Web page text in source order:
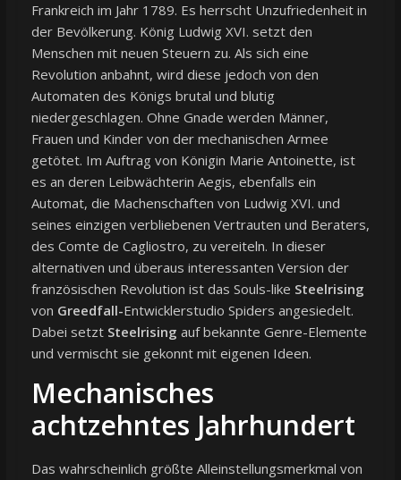
Frankreich im Jahr 1789. Es herrscht Unzufriedenheit in
der Bevölkerung. König Ludwig XVI. setzt den
Menschen mit neuen Steuern zu. Als sich eine
Revolution anbahnt, wird diese jedoch von den
Automaten des Königs brutal und blutig
niedergeschlagen. Ohne Gnade werden Männer,
Frauen und Kinder von der mechanischen Armee
getötet. Im Auftrag von Königin Marie Antoinette, ist
es an deren Leibwächterin Aegis, ebenfalls ein
Automat, die Machenschaften von Ludwig XVI. und
seines einzigen verbliebenen Vertrauten und Beraters,
des Comte de Cagliostro, zu vereiteln. In dieser
alternativen und überaus interessanten Version der
französischen Revolution ist das Souls-like Steelrising
von Greedfall-Entwicklerstudio Spiders angesiedelt.
Dabei setzt Steelrising auf bekannte Genre-Elemente
und vermischt sie gekonnt mit eigenen Ideen.
Mechanisches
achtzehntes Jahrhundert
Das wahrscheinlich größte Alleinstellungsmerkmal von